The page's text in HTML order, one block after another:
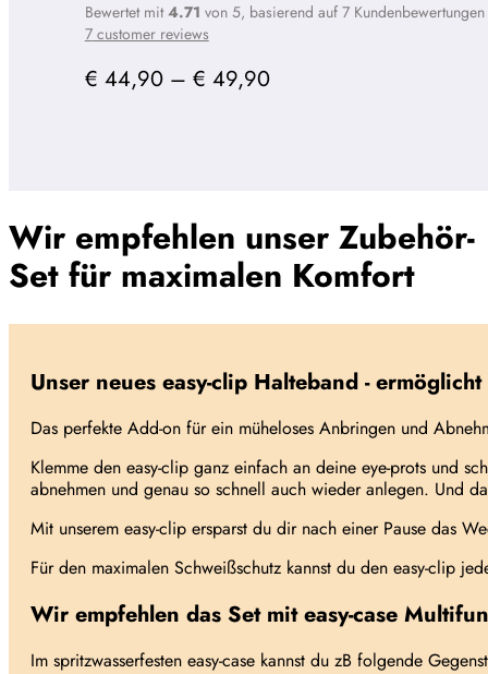
Bewertet mit 4.71 von 5, basierend auf 7Kundenbewertungen
7customer reviews
€ 44,90 – € 49,90Preisspanne:
Wir empfehlen unser Zubehör-
Set für maximalen Komfort
Unser neues easy-clip Halteband -
Das perfekte Add-on für ein müheloses Anbringen und
Klemme den easy-clip ganz einfach an deine eye-prots und
abnehmen und genau so schnell auch wieder anlegen. Und
Mit unserem easy-clip ersparst du dir nach einer Pause das
Für den maximalen Schweißschutz kannst du den easy-clip
Wir empfehlen das Set mit easy-case
Im spritzwasserfesten easy-case kannst du zB folgende